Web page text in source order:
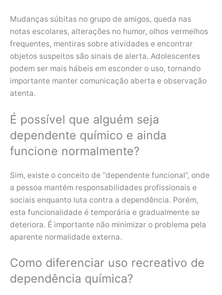
Mudanças súbitas no grupo de amigos, queda nas
notas escolares, alterações no humor, olhos vermelhos
frequentes, mentiras sobre atividades e encontrar
objetos suspeitos são sinais de alerta. Adolescentes
podem ser mais hábeis em esconder o uso, tornando
importante manter comunicação aberta e observação
atenta.
É possível que alguém seja
dependente químico e ainda
funcione normalmente?
Sim, existe o conceito de “dependente funcional”, onde
a pessoa mantém responsabilidades profissionais e
sociais enquanto luta contra a dependência. Porém,
esta funcionalidade é temporária e gradualmente se
deteriora. É importante não minimizar o problema pela
aparente normalidade externa.
Como diferenciar uso recreativo de
dependência química?